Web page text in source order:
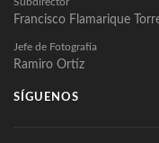
Francisco Flamarique
Jefe de Fotografía
Ramiro Ortíz
SÍGUENOS